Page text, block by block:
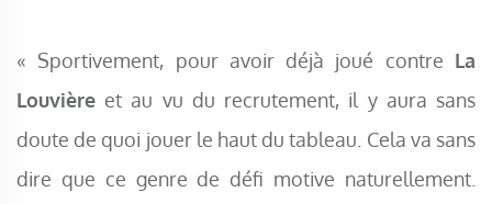
« Sportivement, pour avoir déjà joué contre La
Louvière et au vu du recrutement, il y aura sans
doute de quoi jouer le haut du tableau. Cela va sans
dire que ce genre de défi motive naturellement.